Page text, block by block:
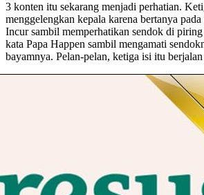
3 konten itu sekarang menjadi perhatian.
menggelengkan kepala karena bertanya
Incur sambil memperhatikan sendok di
kata Papa Happen sambil mengamati
bayamnya. Pelan-pelan, ketiga isi itu